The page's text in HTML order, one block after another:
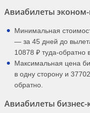
Авиабилеты эконом-
Минимальная
— за 45 дней до
10878 ₽ туда-обратно
Максимальная цена
в одну сторону и
обратно.
Авиабилеты бизнес-